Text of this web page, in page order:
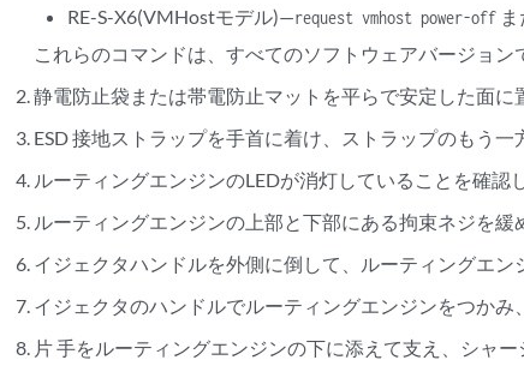
RE-S-X6(VMHostモデル)—request vmhost power-offま
これらのコマンドは、すべてのソフトウェアバージョン
静電防止袋または帯電防止マットを平らで安定した面に
ESD 接地ストラップを手首に着け、ストラップのもう一
ルーティングエンジンのLEDが消灯していることを確認
ルーティングエンジンの上部と下部にある拘束ネジを緩
イジェクタハンドルを外側に倒して、ルーティングエン
イジェクタのハンドルでルーティングエンジンをつかみ
片手をルーティングエンジンの下に添えて支え、シャー